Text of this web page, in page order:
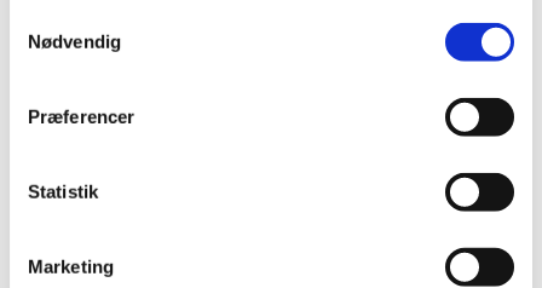
Nødvendig
Præferencer
Statistik
Marketing
2018 (150)
2016 (167)
december (2)